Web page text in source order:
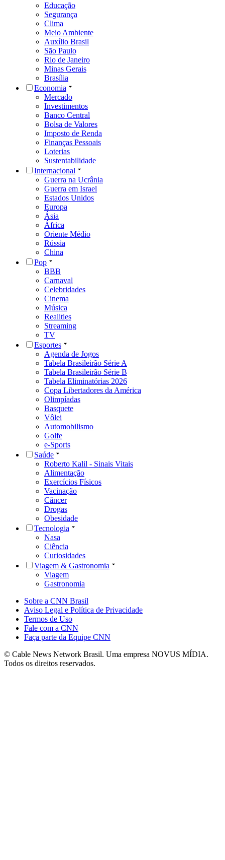
Educação
Segurança
Clima
Meio Ambiente
Auxílio Brasil
São Paulo
Rio de Janeiro
Minas Gerais
Brasília
Economia
Mercado
Investimentos
Banco Central
Bolsa de Valores
Imposto de Renda
Finanças Pessoais
Loterias
Sustentabilidade
Internacional
Guerra na Ucrânia
Guerra em Israel
Estados Unidos
Europa
Ásia
África
Oriente Médio
Rússia
China
Pop
BBB
Carnaval
Celebridades
Cinema
Música
Realities
Streaming
TV
Esportes
Agenda de Jogos
Tabela Brasileirão Série A
Tabela Brasileirão Série B
Tabela Eliminatórias 2026
Copa Libertadores da América
Olimpíadas
Basquete
Vôlei
Automobilismo
Golfe
e-Sports
Saúde
Roberto Kalil - Sinais Vitais
Alimentação
Exercícios Físicos
Vacinação
Câncer
Drogas
Obesidade
Tecnologia
Nasa
Ciência
Curiosidades
Viagem & Gastronomia
Viagem
Gastronomia
Sobre a CNN Brasil
Aviso Legal e Política de Privacidade
Termos de Uso
Fale com a CNN
Faça parte da Equipe CNN
© Cable News Network Brasil. Uma empresa NOVUS MÍDIA.
Todos os direitos reservados.